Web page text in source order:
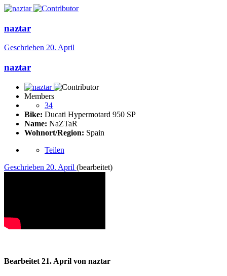
naztar
Geschrieben 20. April
naztar
Members
34
Bike: Ducati Hypermotard 950 SP
Name: NaZTaR
Wohnort/Region: Spain
Teilen
Geschrieben 20. April (bearbeitet)
Bearbeitet 21. April von naztar